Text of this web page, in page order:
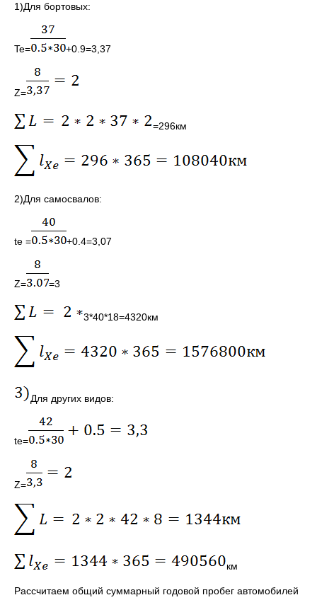
1)Для бортовых:
Te= +0.9=3,37
Z=
=296км
2)Для самосвалов:
te = +0.4=3,07
Z= =3
3*40*18=4320км
Для других видов:
te=
Z=
км
Рассчитаем общий суммарный годовой пробег автомобилей